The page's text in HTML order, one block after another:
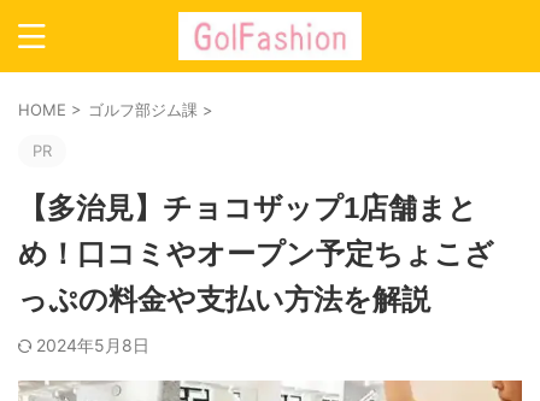
HOME > ゴルフ部ジム課 >
PR
【多治見】チョコザップ1店舗まと
め！口コミやオープン予定ちょこざ
っぷの料金や支払い方法を解説
2024年5月8日